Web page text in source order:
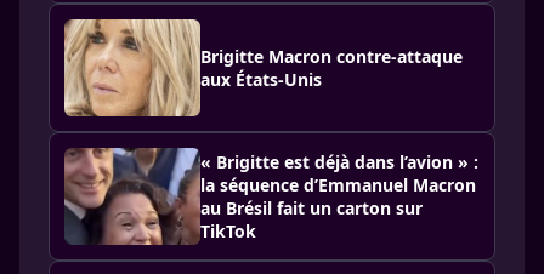
Brigitte Macron contre-attaque
aux États-Unis
« Brigitte est déjà dans l’avion » :
la séquence d’Emmanuel Macron
au Brésil fait un carton sur
TikTok